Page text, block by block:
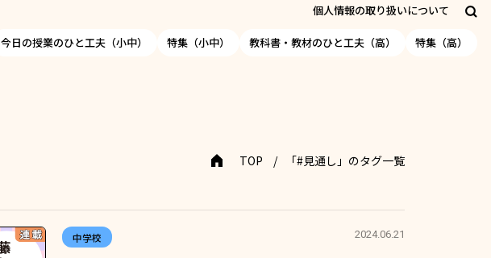
個人情報の取り扱いについて
今日の授業のひと工夫（小中） 特集（小中） 教科書・教材のひと工夫（高） 特集（高）
TOP 「#見通し」のタグ一覧
中学校 2024.06.21